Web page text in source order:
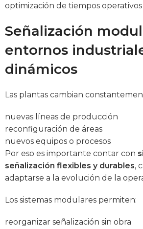
optimización de tiempos operativos
Señalización
entornos
dinámicos
Las plantas cambian
nuevas líneas de producción
reconfiguración de áreas
nuevos equipos o procesos
Por eso es importante contar con
señalización flexibles y durables,
adaptarse a la evolución de la
Los sistemas modulares permiten:
reorganizar señalización sin obra